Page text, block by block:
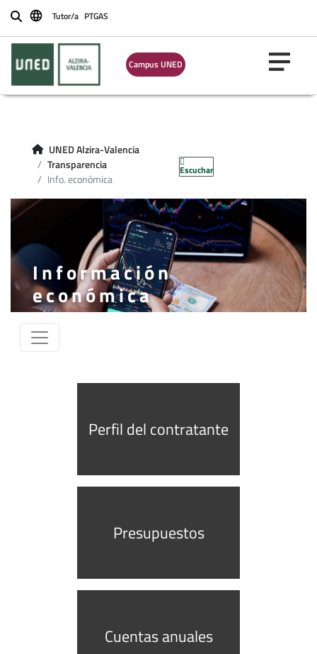
Buscar
Tutor/a PTGAS
Campus UNED
UNED Alzira-Valencia
Transparencia
Info. económica
Escuchar
Información
económica
Perfil del contratante
Presupuestos
Cuentas anuales